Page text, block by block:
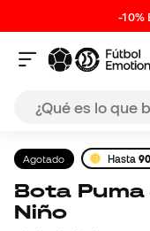
-10%
Agotado Hasta90
Bota Puma Ultra 5 Pro FG/AG
Niño